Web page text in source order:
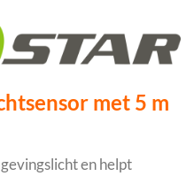
met 5 m
en helpt